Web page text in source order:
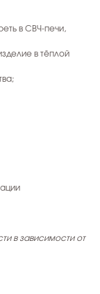
в СВЧ-печи,
в тёплой
в зависимости от